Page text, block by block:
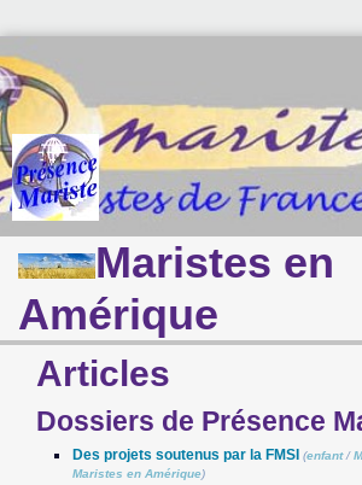
Maristes en
Amérique
Articles
Dossiers de Présence
Des projets soutenus par la FMSI (enfant/
Maristes en Amérique)